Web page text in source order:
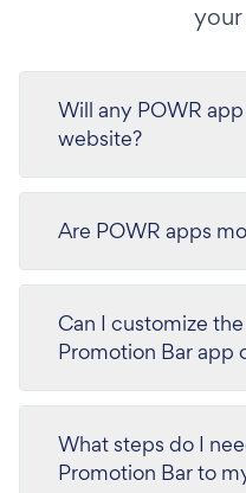
Will any POWR
website?
Are POWR apps
Can I customize
Promotion Bar app
What steps do I
Promotion Bar to